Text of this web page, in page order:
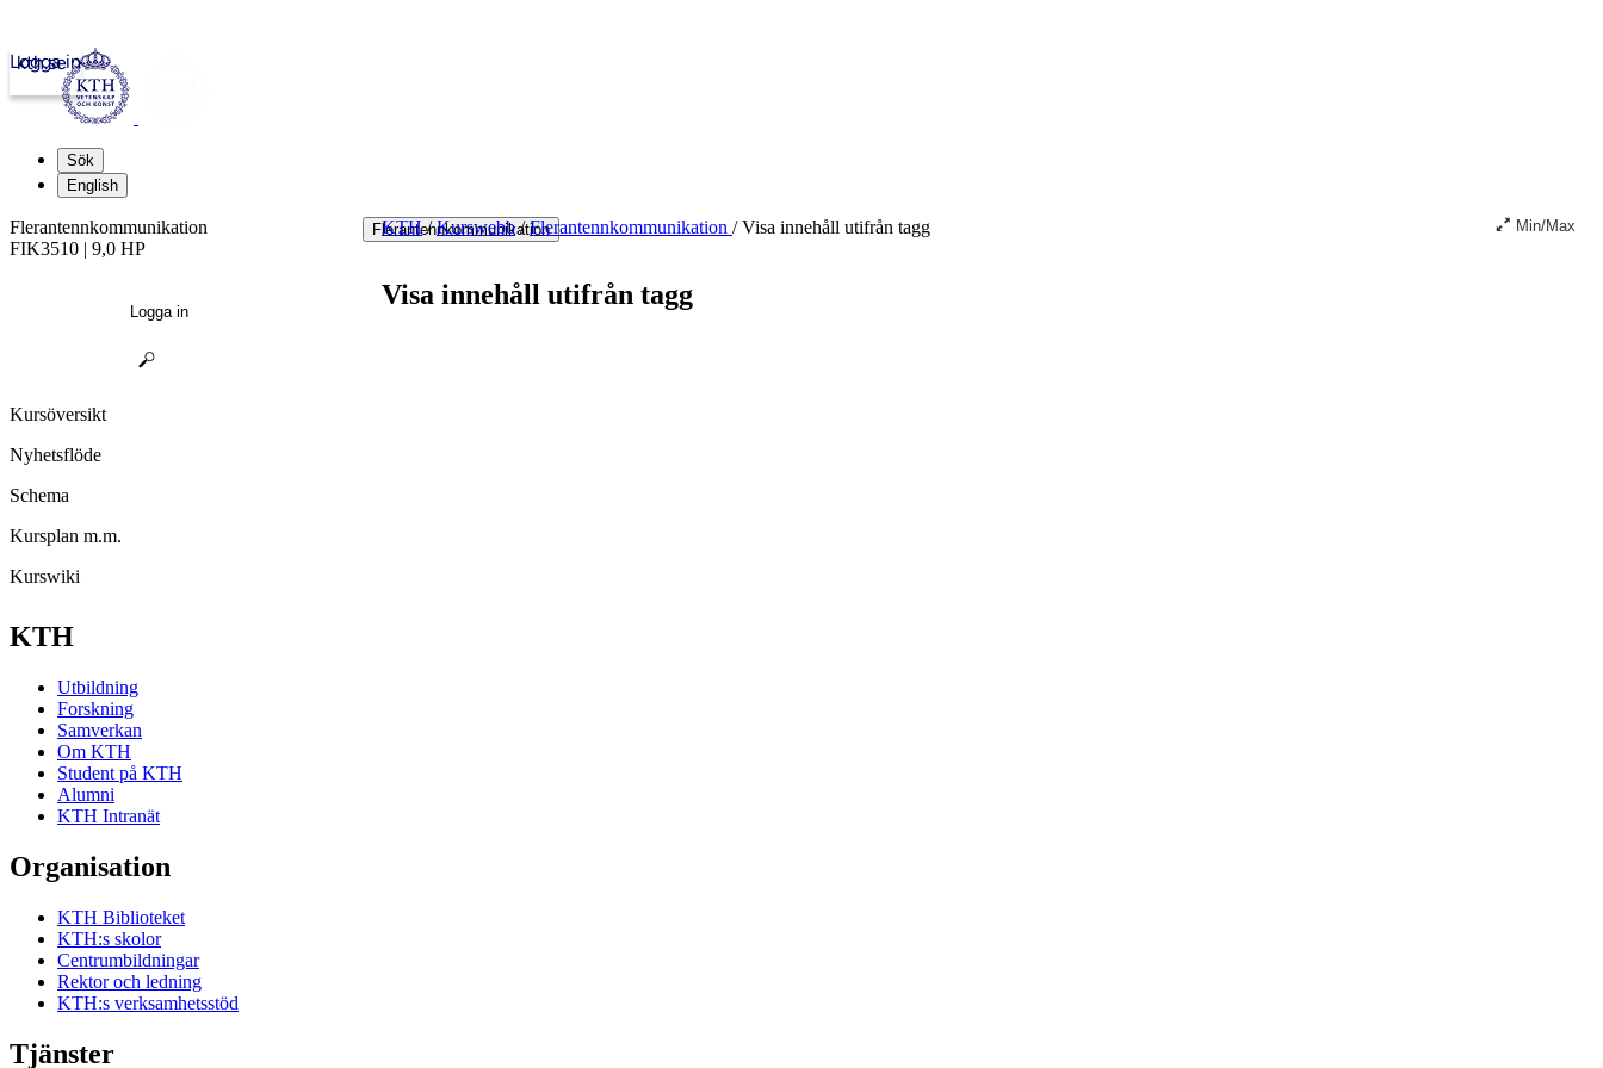
kth.se
Logga in
Sök
English
Flerantennkommunikation
KTH / Kurswebb / Flerantennkommunikation /Visa innehåll utifrån tagg Min/Max
Visa innehåll utifrån tagg
Flerantennkommunikation
FIK3510 | 9,0 HP
Logga in
Kursöversikt
Nyhetsflöde
Schema
Kursplan m.m.
Kurswiki
KTH
Utbildning
Forskning
Samverkan
Om KTH
Student på KTH
Alumni
KTH Intranät
Organisation
KTH Biblioteket
KTH:s skolor
Centrumbildningar
Rektor och ledning
KTH:s verksamhetsstöd
Tjänster